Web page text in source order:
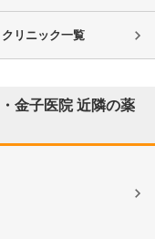
リニック一覧
金子医院近隣の薬